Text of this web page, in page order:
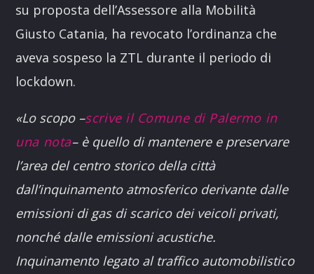
su proposta dell’Assessore alla Mobilità
Giusto Catania, ha revocato l’ordinanza che
aveva sospeso la ZTL durante il periodo di
lockdown.
«Lo scopo –scrive il Comune di Palermo in
una nota– è quello di mantenere e preservare
l’area del centro storico della città
dall’inquinamento atmosferico derivante dalle
emissioni di gas di scarico dei veicoli privati,
nonché dalle emissioni acustiche.
Inquinamento legato al traffico automobilistico